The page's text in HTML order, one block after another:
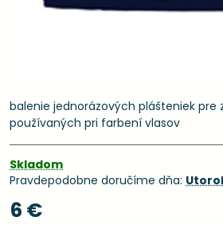
balenie jednorázových plášteniek pre
používaných pri farbení vlasov
Skladom
Pravdepodobne doručíme dňa:
6 €